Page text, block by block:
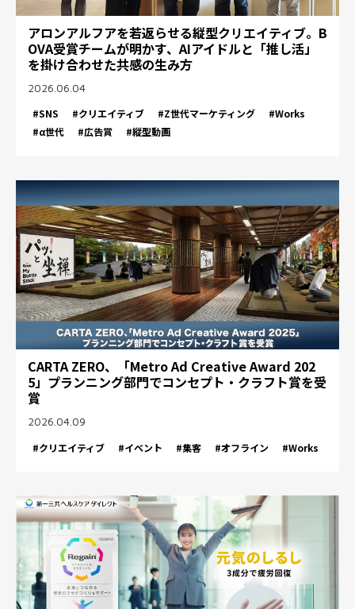
アロンアルフアを若返らせる縦型クリエイティブ。B
OVA受賞チームが明かす、AIアイドルと「推し活」
を掛け合わせた共感の生み方
2026.06.04
#SNS
#クリエイティブ #Z世代マーケティング
#Works
#α世代
#広告賞 #縦型動画
CARTA ZERO、「Metro Ad Creative Award 202
5」プランニング部門でコンセプト・クラフト賞を受
賞
2026.04.09
#クリエイティブ
#イベント #集客 #オフライン #Works